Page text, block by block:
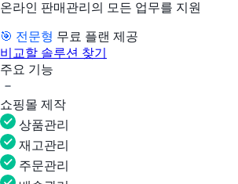
온라인 판매관리의 모든 업무를 지원
🎯 전문형 무료 플랜 제공
비교할 솔루션 찾기
주요 기능
쇼핑몰 제작
상품관리
재고관리
주문관리